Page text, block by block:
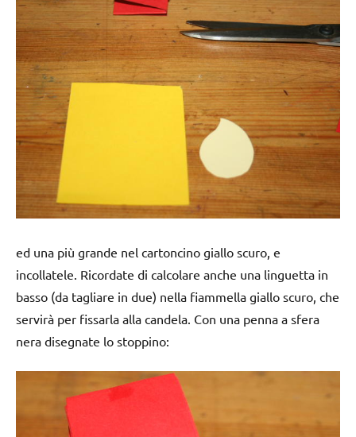
ed una più grande nel cartoncino giallo scuro, e
incollatele. Ricordate di calcolare anche una linguetta in
basso (da tagliare in due) nella fiammella giallo scuro, che
servirà per fissarla alla candela. Con una penna a sfera
nera disegnate lo stoppino: